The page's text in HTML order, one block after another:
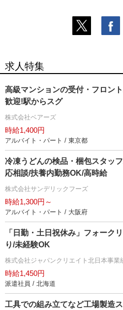
求人特集
高級マンションの受付・フロン
歓迎!駅からスグ
株式会社ベアーズ
時給1,400円
アルバイト・パート / 東京都
冷凍うどんの検品・梱包スタッ
応相談/扶養内勤務OK/高時給
株式会社サンデリックフーズ
時給1,300円～
アルバイト・パート / 大阪府
「日勤・土日祝休み」フォーク
り/未経験OK
株式会社ジャパンクリエイト北日本事業
時給1,450円
派遣社員 / 北海道
工具での組み立てなど工場製造